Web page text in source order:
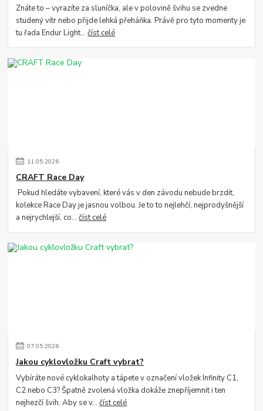
Znáte to – vyrazíte za sluníčka, ale v polovině švihu se zvedne
studený vítr nebo přijde lehká přeháňka. Právě pro tyto momenty je
tu řada Endur Light...číst celé
11.05.2026
CRAFT Race Day
Pokud hledáte vybavení, které vás v den závodu nebude brzdit,
kolekce Race Day je jasnou volbou. Je to to nejlehčí, nejprodyšnější
a nejrychlejší, co...číst celé
07.05.2026
Jakou cyklovložku Craft vybrat?
Vybíráte nové cyklokalhoty a tápete v označení vložek Infinity C1,
C2 nebo C3? Špatně zvolená vložka dokáže znepříjemnit i ten
nejhezčí švih. Aby se v...číst celé